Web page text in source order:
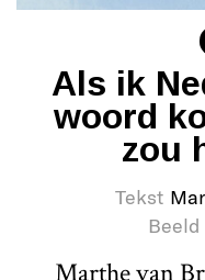
Als ik
woord
zou
Tekst
Beeld
Marthe van